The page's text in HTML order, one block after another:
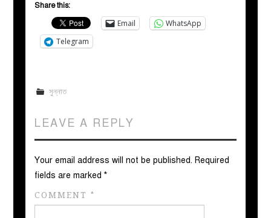
Share this:
Email
WhatsApp
Telegram
সুন্নাত
LEAVE A REPLY
Your email address will not be published. Required
fields are marked*
COMMENT*